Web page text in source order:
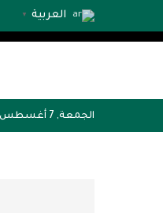
العربية ▼
الجمعة, 7 أغسطس , 2026